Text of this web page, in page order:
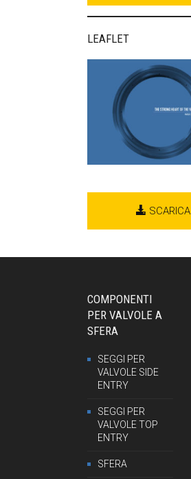
LEAFLET
SCARICA
COMPONENTI
PER VALVOLE A
SFERA
SEGGI PER
VALVOLE SIDE
ENTRY
SEGGI PER
VALVOLE TOP
ENTRY
SFERA